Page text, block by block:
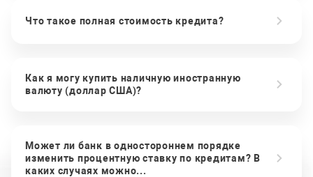
Что такое полная стоимость кредита?
Как я могу купить наличную иностранную
валюту (доллар США)?
Может ли банк в одностороннем порядке
изменить процентную ставку по кредитам? В
каких случаях можно...